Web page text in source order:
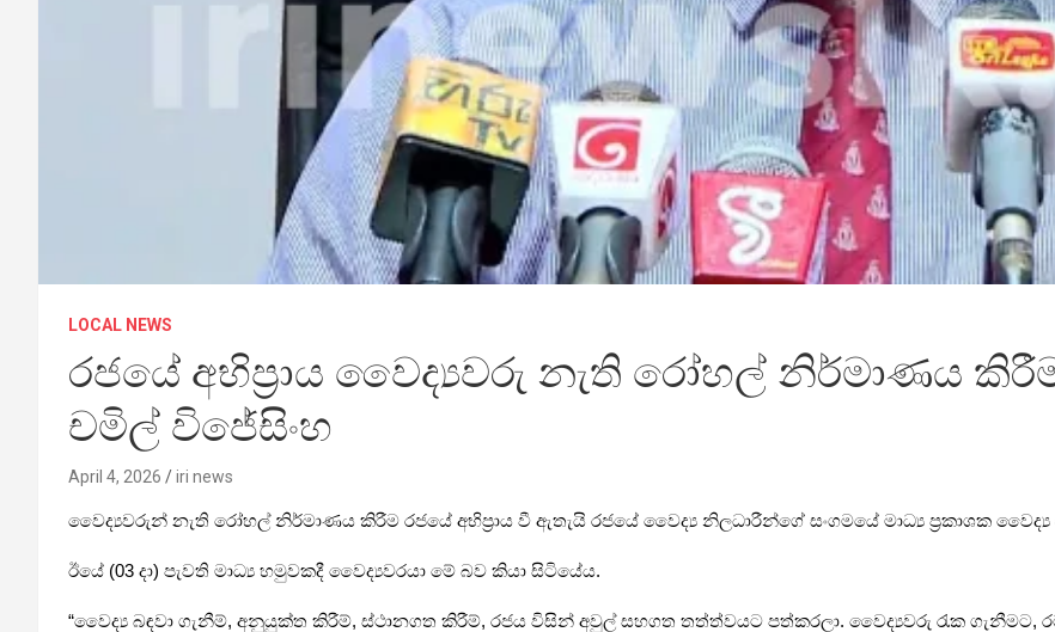
LOCAL NEWS
රජයේ අභිප්‍රාය වෛද්‍යවරු නැති රෝහල් නිර්මාණය
චමිල් විජේසිංහ
April 4, 2026 iri news
වෛද්‍යවරුන් නැති රෝහල් නිර්මාණය කිරීම රජයේ අභිප්‍රාය වී ඇතැයි රජයේ වෛද්‍ය නිලධාරීන්ගේ සංගමයේ මාධ්‍ය ප්‍රකාශක වෛද්‍ය
ඊයේ (03 දා) පැවති මාධ්‍ය හමුවකදී වෛද්‍යවරයා මේ බව කියා සිටියේය.
“වෛද්‍ය බඳවා ගැනීම්, අනුයුක්ත කිරීම්, ස්ථානගත කිරීම්, රජය විසින් අවුල් සහගත තත්ත්වයට පත්කරලා. වෛද්‍යවරු රැක ගැනීමට,